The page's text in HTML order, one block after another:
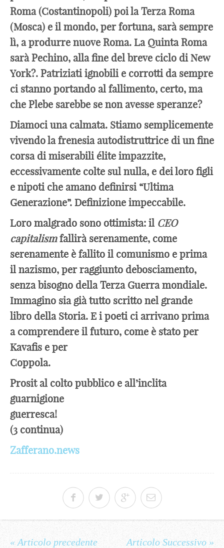
Roma (Costantinopoli) poi la Terza Roma
(Mosca) e il mondo, per fortuna, sarà sempre
lì, a produrre nuove Roma. La Quinta Roma
sarà Pechino, alla fine del breve ciclo di New
York?. Patriziati ignobili e corrotti da sempre
ci stanno portando al fallimento, certo, ma
che Plebe sarebbe se non avesse speranze?
Diamoci una calmata. Stiamo semplicemente
vivendo la frenesia autodistruttrice di un fine
corsa di miserabili élite impazzite,
eccessivamente colte sul nulla, e dei loro figli
e nipoti che amano definirsi “Ultima
Generazione”. Definizione impeccabile.
Loro malgrado sono ottimista: il CEO
capitalismfallirà serenamente, come
serenamente è fallito il comunismo e prima
il nazismo, per raggiunto debosciamento,
senza bisogno della Terza Guerra mondiale.
Immagino sia già tutto scritto nel grande
libro della Storia. E i poeti ci arrivano prima
a comprendere il futuro, come è stato per
Kavafis e per
Prosit al colto pubblico e all’inclita
guarnigione
(3 continua)
Zafferano.news
« Articolo precedente Articolo Successivo »